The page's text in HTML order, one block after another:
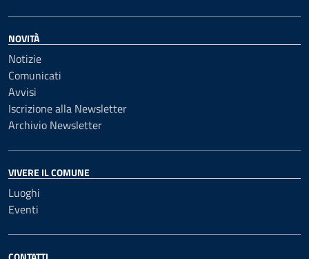
NOVITÀ
Notizie
Comunicati
Avvisi
Iscrizione alla Newsletter
Archivio Newsletter
VIVERE IL COMUNE
Luoghi
Eventi